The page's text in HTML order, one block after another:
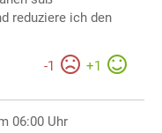
reduziere ich den
-1 +1
06:00 Uhr